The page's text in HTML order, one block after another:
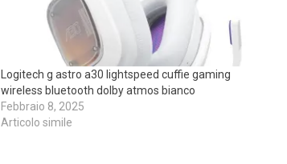
Logitech g astro a30 lightspeed cuffie gaming
wireless bluetooth dolby atmos bianco
Febbraio 8, 2025
Articolo simile